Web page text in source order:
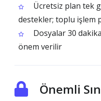
Ücretsiz plan tek
destekler; toplu işlem
Dosyalar 30
önem verilir
Önemli